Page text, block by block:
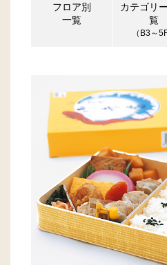
フロア別
一覧
カテゴリ
覧
（B3～5F